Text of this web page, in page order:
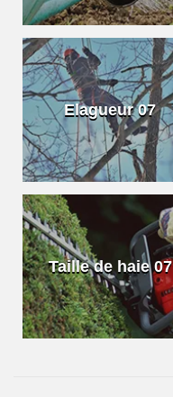
Elagueur 07
Taille de haie 07